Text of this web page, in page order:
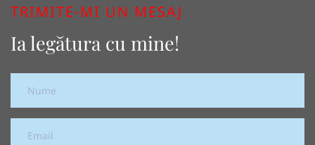
TRIMITE-MI UN MESAJ
Ia legătura cu mine!